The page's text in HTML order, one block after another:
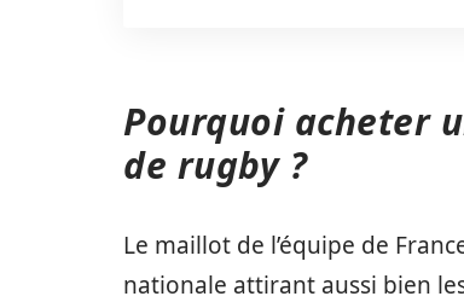
Pourquoi acheter
de rugby ?
Le maillot de l’équipe de
nationale attirant aussi bien